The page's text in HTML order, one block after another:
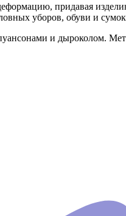
придавая
уборов, обуви и
и дыроколом.